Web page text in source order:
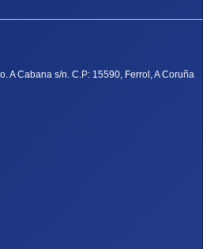
A Cabana s/n. C.P: 15590, Ferrol, A Coruña